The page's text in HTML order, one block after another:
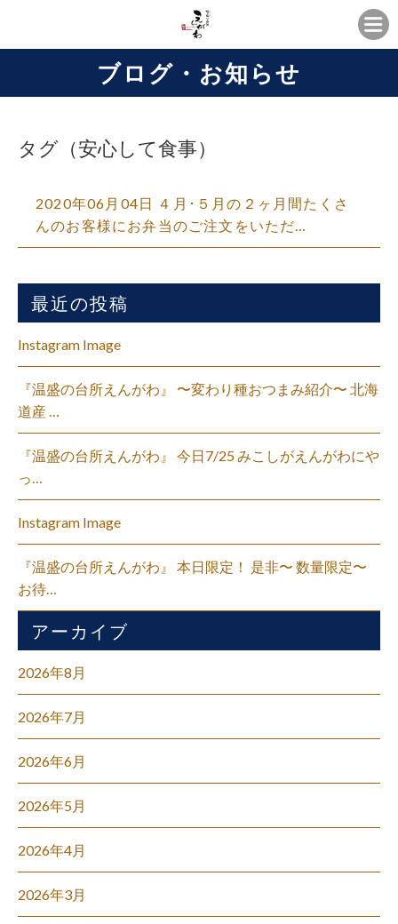
ブログ・お知らせ
タグ（安心して食事）
2020年06月04日 ４月･５月の２ヶ月間たくさ
んのお客様にお弁当のご注文をいただ…
最近の投稿
Instagram Image
『温盛の台所えんがわ』 〜変わり種おつまみ紹介〜 北海
道産 …
『温盛の台所えんがわ』 今日7/25 みこしがえんがわにや
っ…
Instagram Image
『温盛の台所えんがわ』 本日限定！ 是非〜 数量限定〜
お待…
アーカイブ
2026年8月
2026年7月
2026年6月
2026年5月
2026年4月
2026年3月